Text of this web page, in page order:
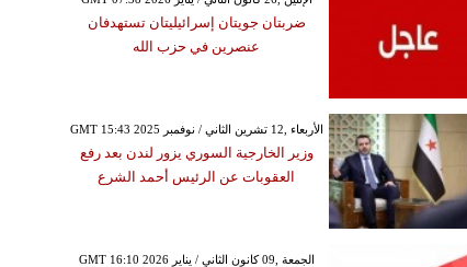
ضربتان جويتان إسرائيليتان تستهدفان
عنصرين في حزب الله
GMT 15:43 2025 الأربعاء ,12 تشرين الثاني / نوفمبر
وزير الخارجية السوري يزور لندن بعد رفع
العقوبات عن الرئيس أحمد الشرع
GMT 16:10 2026 الجمعة ,09 كانون الثاني / يناير